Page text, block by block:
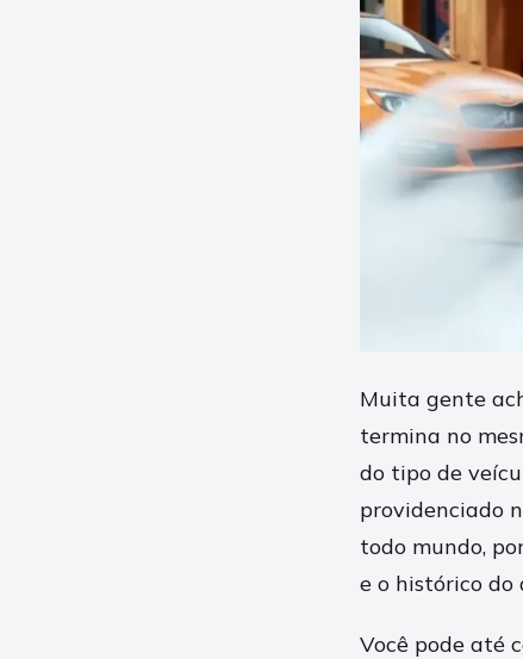
Muita gente
termina no
do tipo de
providenciado
todo mundo,
e o histórico do
Você pode até